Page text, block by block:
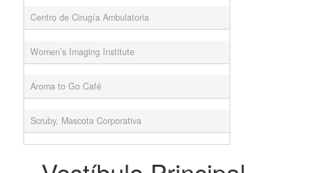
Centro de Cirugía Ambulatoria
Women’s Imaging Institute
Aroma to Go Café
Scruby, Mascota Corporativa